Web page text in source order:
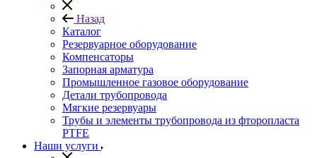
Назад
Каталог
Резервуарное оборудование
Компенсаторы
Запорная арматура
Промышленное газовое оборудование
Детали трубопровода
Мягкие резервуары
Трубы и элементы трубопровода из фторопласта
PTFE
Наши услуги